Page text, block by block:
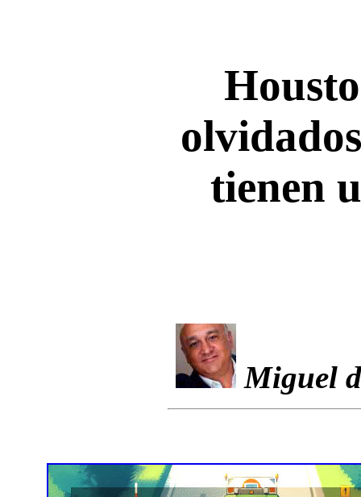
tienen
Miguel